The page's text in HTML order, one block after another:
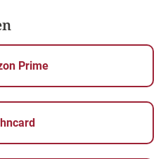
Prime